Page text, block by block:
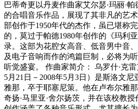
巴蒂奇更以丹麦作曲家艾尔瑟·玛丽·帕
的合唱音乐作品，展现了其非凡的艺
部创作于1950年代的杰作，虽已堪称
的，莫过于帕德1980年创作的《玛利
录。这部为花腔女高音、低音男中音
及电子音响而作的鸿篇巨制，必将为
听觉盛宴。 作曲家简介： 乌罗什·克
5月21日－2008年5月3日）是斯洛文
雅那，卒于耶塞尼策。他在卢布尔雅
奇扬·马里亚·舍尔扬茨，并在该校教